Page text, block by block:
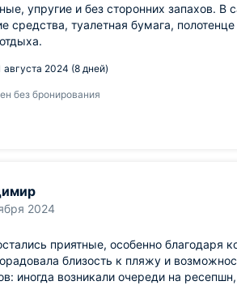
упругие и без сторонних запахов.
средства, туалетная бумага,
августа 2024 (8 дней)
без бронирования
2024
приятные, особенно
близость к пляжу и
иногда возникали очереди на